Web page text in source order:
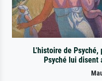
L'histoire de Psyché,
Psyché lui disent